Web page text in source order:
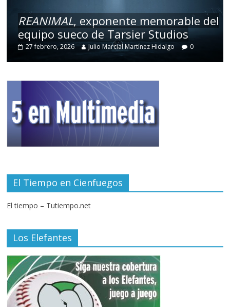
REANIMAL, exponente memorable del
equipo sueco de Tarsier Studios
27 febrero, 2026 Julio Marcial Martínez Hidalgo 0
El Tiempo en Cienfuegos
El tiempo – Tutiempo.net
Los Elefantes